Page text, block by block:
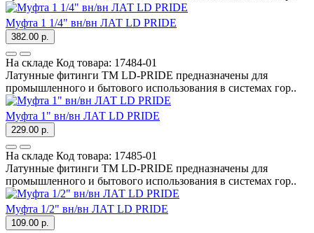
Муфта 1 1/4" вн/вн ЛАТ LD PRIDE
382.00 р.
На складе Код товара: 17484-01
Латунные фитинги ТМ LD-PRIDE предназначены для
промышленного и бытового использования в системах гор..
Муфта 1" вн/вн ЛАТ LD PRIDE
229.00 р.
На складе Код товара: 17485-01
Латунные фитинги ТМ LD-PRIDE предназначены для
промышленного и бытового использования в системах гор..
Муфта 1/2" вн/вн ЛАТ LD PRIDE
109.00 р.